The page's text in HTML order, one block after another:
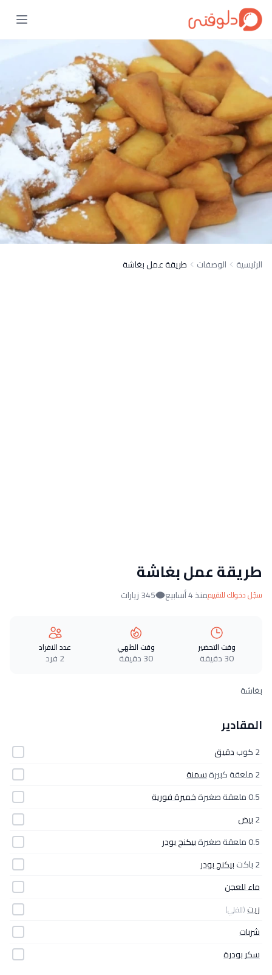
الرئيسية الوصفات طريقة عمل بغاشة
طريقة عمل بغاشة
سجّل دخولك للتقييممنذ 4 أسابيع 345 زيارات
وقت التحضير
30 دقيقة
وقت الطهي
30 دقيقة
عدد الافراد
2 فرد
بغاشة
المقادير
2 كوب
دقيق
2 ملعقة كبيرة
سمنة
0.5 ملعقة صغيرة
خميرة فورية
2بيض
0.5 ملعقة صغيرة
بيكنج بودر
2 باكت
بيكنج بودر
ماء للعجن
زيت(للقلي)
شربات
سكر بودرة